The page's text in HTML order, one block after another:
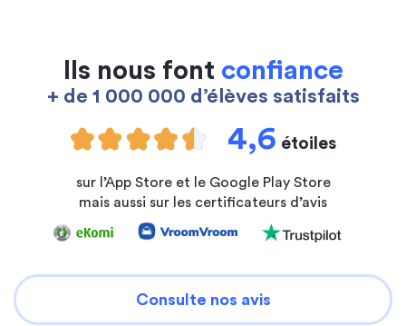
Ils nous font confiance
+ de 1 000 000 d’élèves satisfaits
4,6 étoiles
sur l’App Store et le Google Play Store
mais aussi sur les certificateurs d’avis
Consulte nos avis